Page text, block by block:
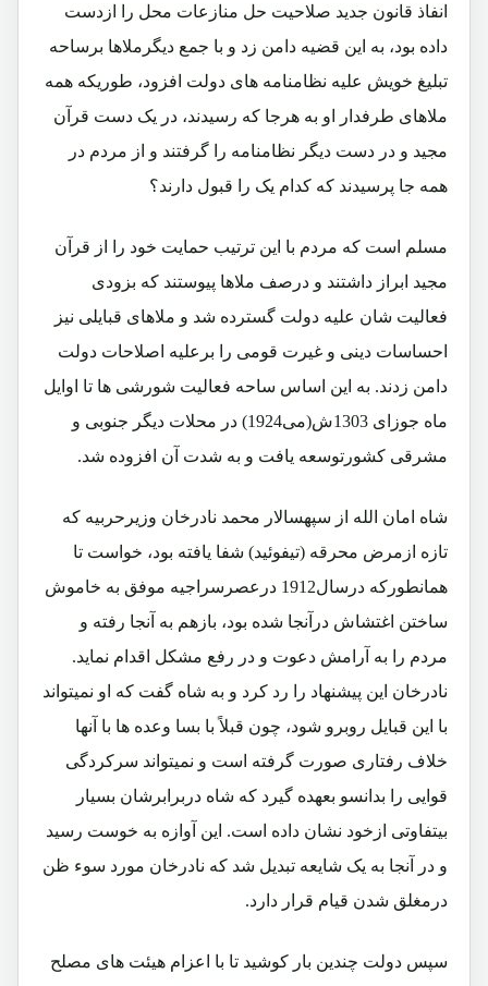
انفاذ قانون جدید صلاحیت حل منازعات محل را ازدست
داده بود، به این قضیه دامن زد و با جمع دیگرملاها برساحه
تبلیغ خویش علیه نظامنامه های دولت افزود، طوریکه همه
ملاهای طرفدار او به هرجا که رسیدند، در یک دست قرآن
مجید و در دست دیگر نظامنامه را گرفتند و از مردم در
همه جا پرسیدند که کدام یک را قبول دارند؟
مسلم است که مردم با این ترتیب حمایت خود را از قرآن
مجید ابراز داشتند و درصف ملاها پیوستند که بزودی
فعالیت شان علیه دولت گسترده شد و ملاهای قبایلی نیز
احساسات دینی و غیرت قومی را برعلیه اصلاحات دولت
دامن زدند. به این اساس ساحه فعالیت شورشی ها تا اوایل
ماه جوزای 1303ش(می1924) در محلات دیگر جنوبی و
مشرقی کشورتوسعه یافت و به شدت آن افزوده شد.
شاه امان الله از سپهسالار محمد نادرخان وزیرحربیه که
تازه ازمرض محرقه (تیفوئید) شفا یافته بود، خواست تا
همانطورکه درسال1912 درعصرسراجیه موفق به خاموش
ساختن اغتشاش درآنجا شده بود، بازهم به آنجا رفته و
مردم را به آرامش دعوت و در رفع مشکل اقدام نماید.
نادرخان این پیشنهاد را رد کرد و به شاه گفت که او نمیتواند
با این قبایل روبرو شود، چون قبلاً با بسا وعده ها با آنها
خلاف رفتاری صورت گرفته است و نمیتواند سرکردگی
قوایی را بدانسو بعهده گیرد که شاه دربرابرشان بسیار
بیتفاوتی ازخود نشان داده است. این آوازه به خوست رسید
و در آنجا به یک شایعه تبدیل شد که نادرخان مورد سوء ظن
درمغلق شدن قیام قرار دارد.
سپس دولت چندین بار کوشید تا با اعزام هیئت های مصلح